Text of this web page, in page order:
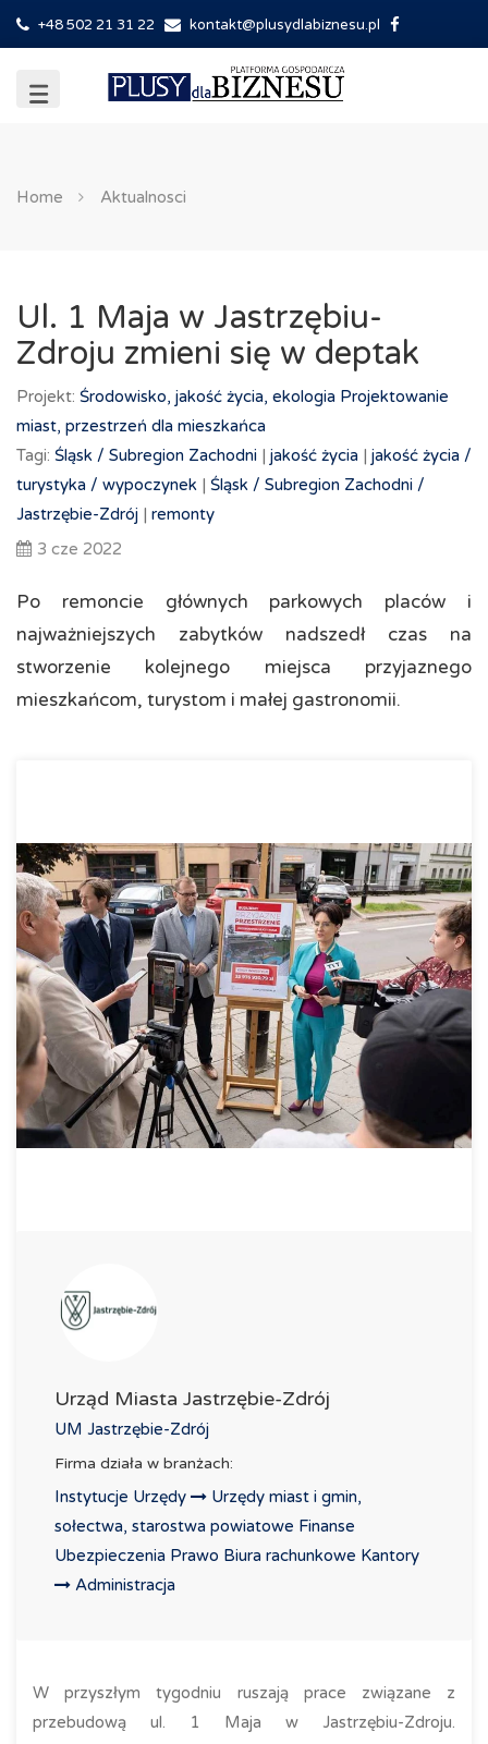
+48 502 21 31 22 kontakt@plusydlabiznesu.pl
Home Aktualnosci
Ul. 1 Maja w Jastrzębiu-
Zdroju zmieni się w deptak
Projekt: Środowisko, jakość życia, ekologia Projektowanie
miast, przestrzeń dla mieszkańca
Tagi: Śląsk / Subregion Zachodni | jakość życia | jakość życia /
turystyka / wypoczynek | Śląsk / Subregion Zachodni /
Jastrzębie-Zdrój | remonty
3 cze 2022
Po remoncie głównych parkowych placów i
najważniejszych zabytków nadszedł czas na
stworzenie kolejnego miejsca przyjaznego
mieszkańcom, turystom i małej gastronomii.
Urząd Miasta Jastrzębie-Zdrój
UM Jastrzębie-Zdrój
Firma działa w branżach:
Instytucje Urzędy
Urzędy miast i gmin,
sołectwa, starostwa powiatowe Finanse
Ubezpieczenia Prawo Biura rachunkowe Kantory
Administracja
W przyszłym tygodniu ruszają prace związane z
przebudową ul. 1 Maja w Jastrzębiu-Zdroju.